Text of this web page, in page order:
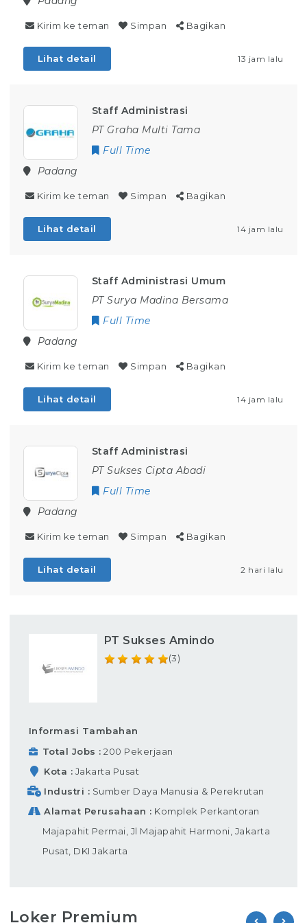
Kirim ke teman Simpan Bagikan
Lihat detail 13 jam lalu
Staff Administrasi
PT Graha Multi Tama
Full Time
Padang
Kirim ke teman Simpan Bagikan
Lihat detail 14 jam lalu
Staff Administrasi Umum
PT Surya Madina Bersama
Full Time
Padang
Kirim ke teman Simpan Bagikan
Lihat detail 14 jam lalu
Staff Administrasi
PT Sukses Cipta Abadi
Full Time
Padang
Kirim ke teman Simpan Bagikan
Lihat detail 2 hari lalu
PT Sukses Amindo
(3)
Informasi Tambahan
Total Jobs
200 Pekerjaan
Kota
Jakarta Pusat
Industri
Sumber Daya Manusia & Perekrutan
Alamat Perusahaan
Komplek Perkantoran
Majapahit Permai, Jl Majapahit Harmoni, Jakarta
Pusat, DKI Jakarta
Loker Premium